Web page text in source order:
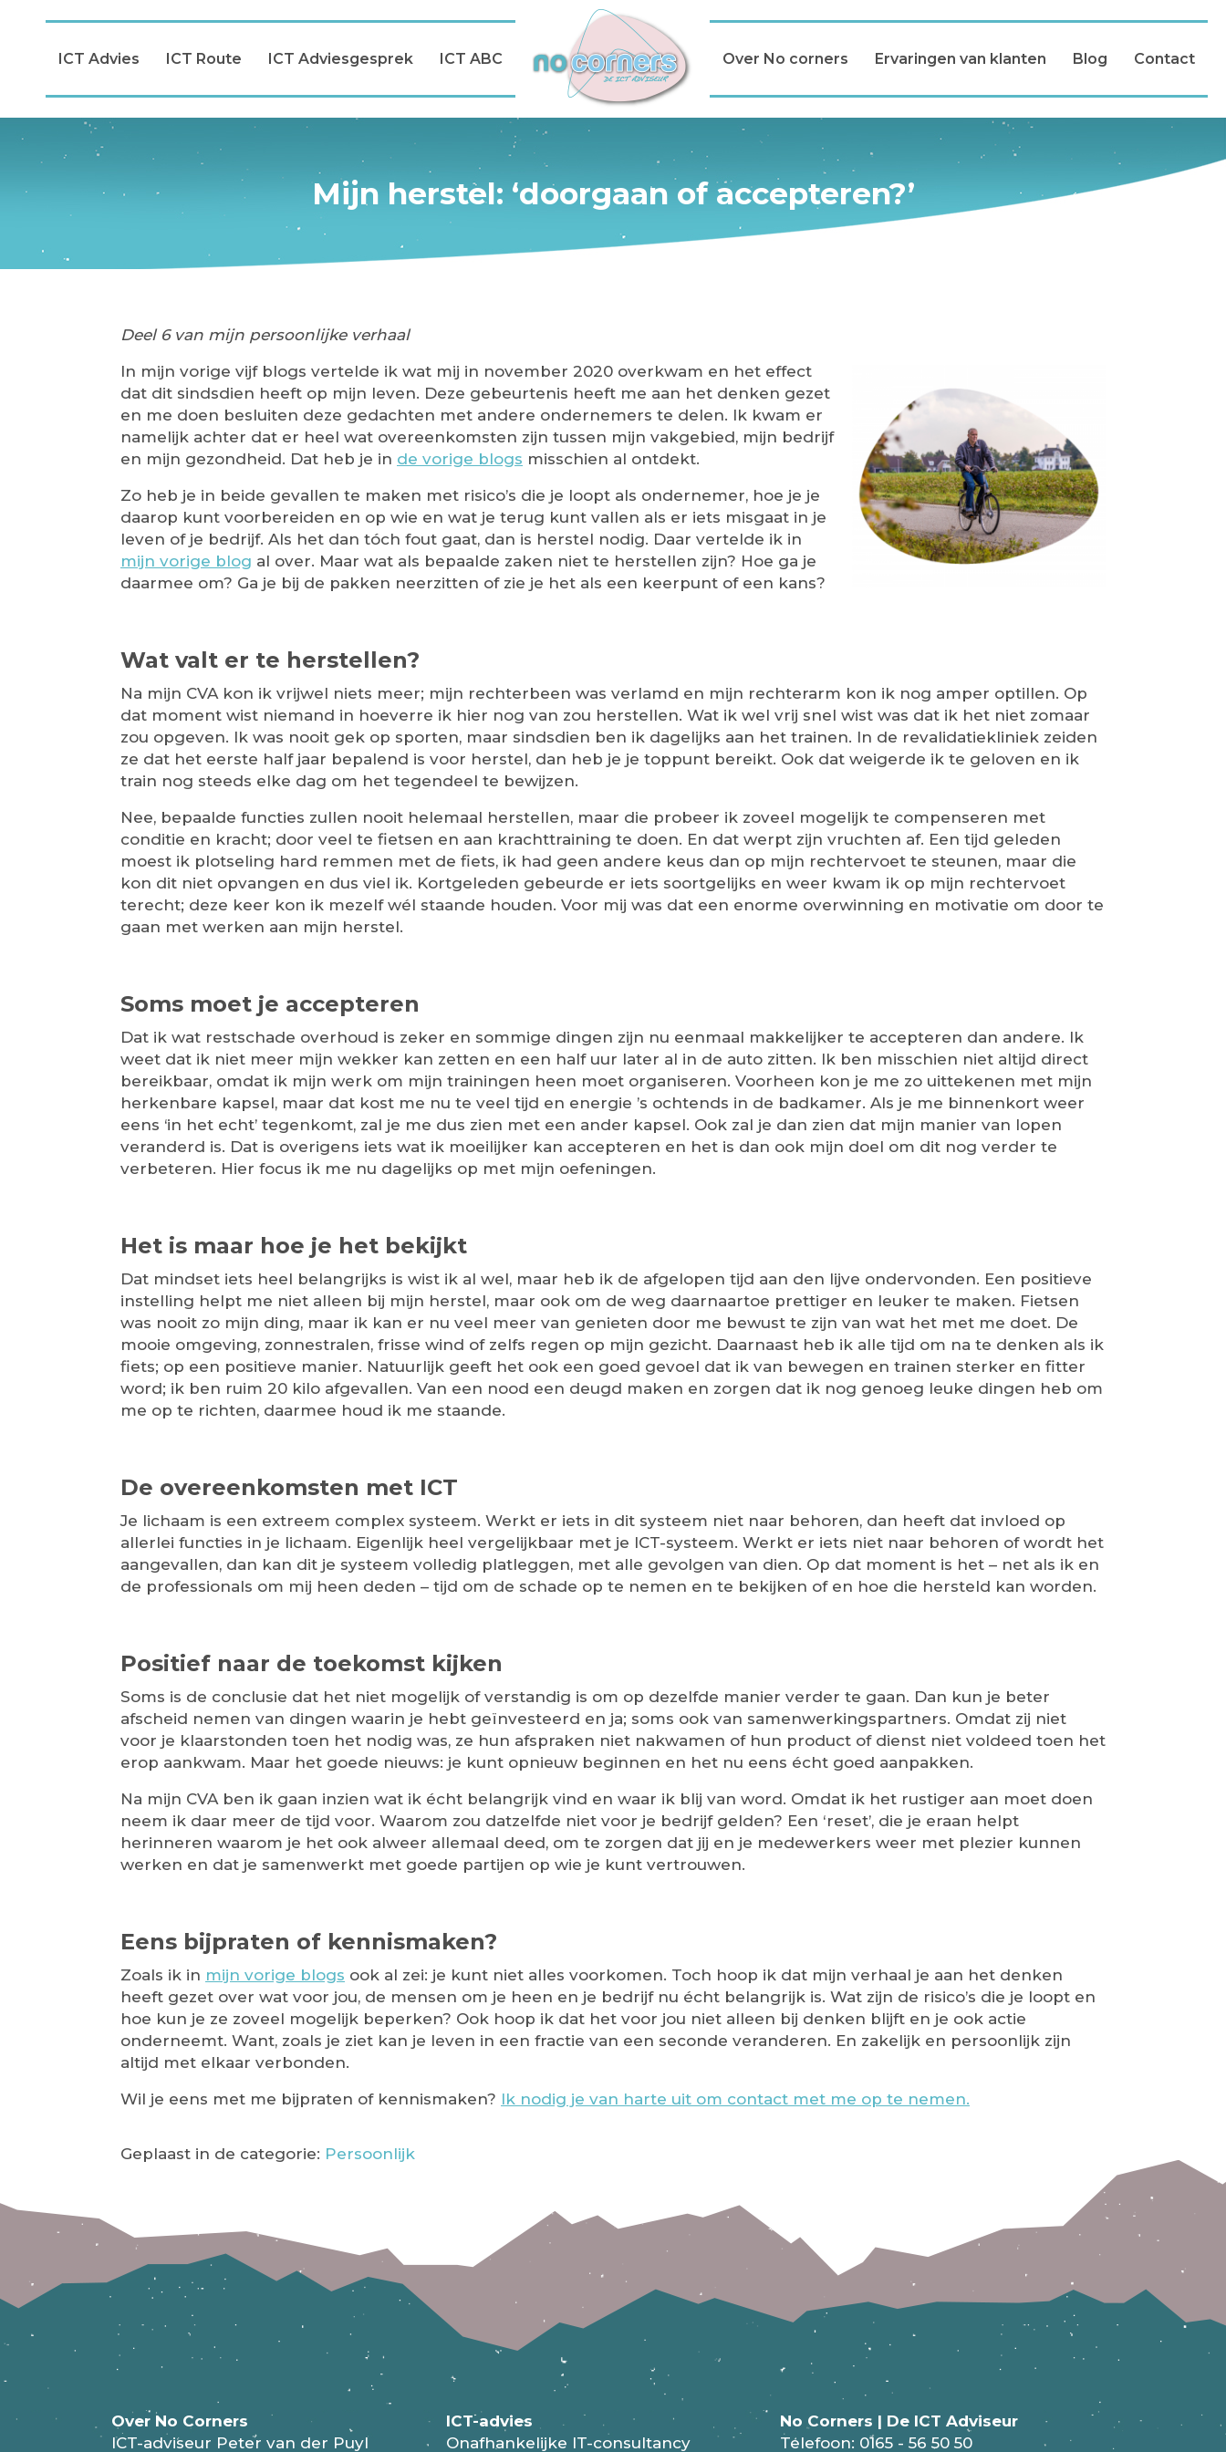
ICT Advies ICT Route ICT Adviesgesprek ICT ABC Over No corners Ervaringen van klanten Blog Contact
Mijn herstel: ‘doorgaan of accepteren?’
Deel 6 van mijn persoonlijke verhaal
In mijn vorige vijf blogs vertelde ik wat mij in november 2020 overkwam en het effect
dat dit sindsdien heeft op mijn leven. Deze gebeurtenis heeft me aan het denken gezet
en me doen besluiten deze gedachten met andere ondernemers te delen. Ik kwam er
namelijk achter dat er heel wat overeenkomsten zijn tussen mijn vakgebied, mijn bedrijf
en mijn gezondheid. Dat heb je in de vorige blogs misschien al ontdekt.
Zo heb je in beide gevallen te maken met risico’s die je loopt als ondernemer, hoe je je
daarop kunt voorbereiden en op wie en wat je terug kunt vallen als er iets misgaat in je
leven of je bedrijf. Als het dan tóch fout gaat, dan is herstel nodig. Daar vertelde ik in
mijn vorige blog al over. Maar wat als bepaalde zaken niet te herstellen zijn? Hoe ga je
daarmee om? Ga je bij de pakken neerzitten of zie je het als een keerpunt of een kans?
Wat valt er te herstellen?
Na mijn CVA kon ik vrijwel niets meer; mijn rechterbeen was verlamd en mijn rechterarm kon ik nog amper optillen. Op
dat moment wist niemand in hoeverre ik hier nog van zou herstellen. Wat ik wel vrij snel wist was dat ik het niet zomaar
zou opgeven. Ik was nooit gek op sporten, maar sindsdien ben ik dagelijks aan het trainen. In de revalidatiekliniek zeiden
ze dat het eerste half jaar bepalend is voor herstel, dan heb je je toppunt bereikt. Ook dat weigerde ik te geloven en ik
train nog steeds elke dag om het tegendeel te bewijzen.
Nee, bepaalde functies zullen nooit helemaal herstellen, maar die probeer ik zoveel mogelijk te compenseren met
conditie en kracht; door veel te fietsen en aan krachttraining te doen. En dat werpt zijn vruchten af. Een tijd geleden
moest ik plotseling hard remmen met de fiets, ik had geen andere keus dan op mijn rechtervoet te steunen, maar die
kon dit niet opvangen en dus viel ik. Kortgeleden gebeurde er iets soortgelijks en weer kwam ik op mijn rechtervoet
terecht; deze keer kon ik mezelf wél staande houden. Voor mij was dat een enorme overwinning en motivatie om door te
gaan met werken aan mijn herstel.
Soms moet je accepteren
Dat ik wat restschade overhoud is zeker en sommige dingen zijn nu eenmaal makkelijker te accepteren dan andere. Ik
weet dat ik niet meer mijn wekker kan zetten en een half uur later al in de auto zitten. Ik ben misschien niet altijd direct
bereikbaar, omdat ik mijn werk om mijn trainingen heen moet organiseren. Voorheen kon je me zo uittekenen met mijn
herkenbare kapsel, maar dat kost me nu te veel tijd en energie ’s ochtends in de badkamer. Als je me binnenkort weer
eens ‘in het echt’ tegenkomt, zal je me dus zien met een ander kapsel. Ook zal je dan zien dat mijn manier van lopen
veranderd is. Dat is overigens iets wat ik moeilijker kan accepteren en het is dan ook mijn doel om dit nog verder te
verbeteren. Hier focus ik me nu dagelijks op met mijn oefeningen.
Het is maar hoe je het bekijkt
Dat mindset iets heel belangrijks is wist ik al wel, maar heb ik de afgelopen tijd aan den lijve ondervonden. Een positieve
instelling helpt me niet alleen bij mijn herstel, maar ook om de weg daarnaartoe prettiger en leuker te maken. Fietsen
was nooit zo mijn ding, maar ik kan er nu veel meer van genieten door me bewust te zijn van wat het met me doet. De
mooie omgeving, zonnestralen, frisse wind of zelfs regen op mijn gezicht. Daarnaast heb ik alle tijd om na te denken als ik
fiets; op een positieve manier. Natuurlijk geeft het ook een goed gevoel dat ik van bewegen en trainen sterker en fitter
word; ik ben ruim 20 kilo afgevallen. Van een nood een deugd maken en zorgen dat ik nog genoeg leuke dingen heb om
me op te richten, daarmee houd ik me staande.
De overeenkomsten met ICT
Je lichaam is een extreem complex systeem. Werkt er iets in dit systeem niet naar behoren, dan heeft dat invloed op
allerlei functies in je lichaam. Eigenlijk heel vergelijkbaar met je ICT-systeem. Werkt er iets niet naar behoren of wordt het
aangevallen, dan kan dit je systeem volledig platleggen, met alle gevolgen van dien. Op dat moment is het – net als ik en
de professionals om mij heen deden – tijd om de schade op te nemen en te bekijken of en hoe die hersteld kan worden.
Positief naar de toekomst kijken
Soms is de conclusie dat het niet mogelijk of verstandig is om op dezelfde manier verder te gaan. Dan kun je beter
afscheid nemen van dingen waarin je hebt geïnvesteerd en ja; soms ook van samenwerkingspartners. Omdat zij niet
voor je klaarstonden toen het nodig was, ze hun afspraken niet nakwamen of hun product of dienst niet voldeed toen het
erop aankwam. Maar het goede nieuws: je kunt opnieuw beginnen en het nu eens écht goed aanpakken.
Na mijn CVA ben ik gaan inzien wat ik écht belangrijk vind en waar ik blij van word. Omdat ik het rustiger aan moet doen
neem ik daar meer de tijd voor. Waarom zou datzelfde niet voor je bedrijf gelden? Een ‘reset’, die je eraan helpt
herinneren waarom je het ook alweer allemaal deed, om te zorgen dat jij en je medewerkers weer met plezier kunnen
werken en dat je samenwerkt met goede partijen op wie je kunt vertrouwen.
Eens bijpraten of kennismaken?
Zoals ik in mijn vorige blogs ook al zei: je kunt niet alles voorkomen. Toch hoop ik dat mijn verhaal je aan het denken
heeft gezet over wat voor jou, de mensen om je heen en je bedrijf nu écht belangrijk is. Wat zijn de risico’s die je loopt en
hoe kun je ze zoveel mogelijk beperken? Ook hoop ik dat het voor jou niet alleen bij denken blijft en je ook actie
onderneemt. Want, zoals je ziet kan je leven in een fractie van een seconde veranderen. En zakelijk en persoonlijk zijn
altijd met elkaar verbonden.
Wil je eens met me bijpraten of kennismaken? Ik nodig je van harte uit om contact met me op te nemen.
Geplaast in de categorie: Persoonlijk
Over No Corners
ICT-adviseur Peter van der Puyl
ICT-advies
Onafhankelijke IT-consultancy
No Corners | De ICT Adviseur
Telefoon: 0165 - 56 50 50